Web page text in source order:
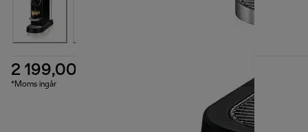
2 199,00 kr
*Moms ingår